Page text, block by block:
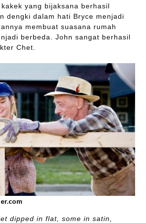
yang bijaksana berhasil
dengki dalam hati Bryce menjadi
membuat suasana rumah
berbeda. John sangat berhasil
Chet.
dipped in flat, some in satin,